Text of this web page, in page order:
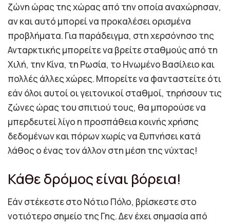
ζώνη ώρας της χώρας από την οποία αναχώρησαν,
αν και αυτό μπορεί να προκαλέσει ορισμένα
προβλήματα. Για παράδειγμα, στη χερσόνησο της
Ανταρκτικής μπορείτε να βρείτε σταθμούς από τη
Χιλή, την Κίνα, τη Ρωσία, το Ηνωμένο Βασίλειο και
πολλές άλλες χώρες. Μπορείτε να φανταστείτε ότι
εάν όλοι αυτοί οι γειτονικοί σταθμοί, τηρήσουν τις
ζώνες ώρας του σπιτιού τους, θα μπορούσε να
μπερδευτεί λίγο η προσπάθεια κοινής χρήσης
δεδομένων και πόρων χωρίς να ξυπνήσει κατά
λάθος ο ένας τον άλλον στη μέση της νύχτας!
Κάθε δρόμος είναι βόρεια!
Εάν στέκεστε στο Νότιο Πόλο, βρίσκεστε στο
νοτιότερο σημείο της Γης. Δεν έχει σημασία από